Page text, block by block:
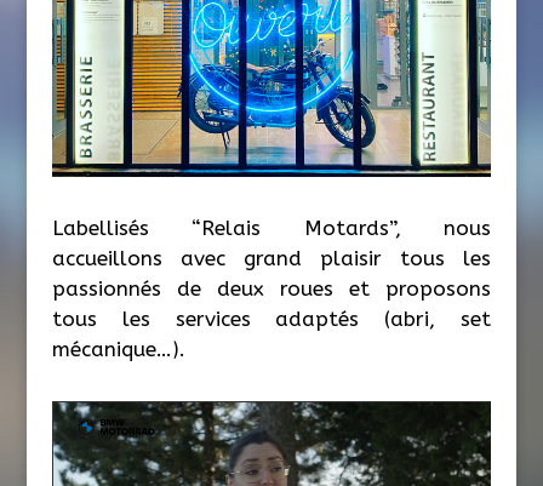
Labellisés “Relais Motards”, nous
accueillons avec grand plaisir tous les
passionnés de deux roues et proposons
tous les services adaptés (abri, set
mécanique…).